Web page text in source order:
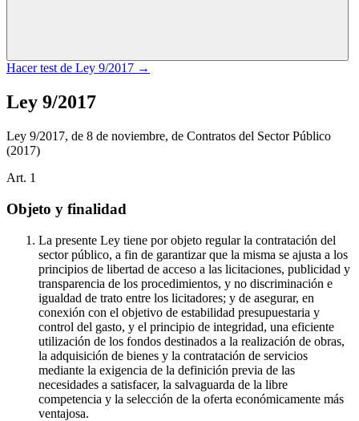
Hacer test de Ley 9/2017 →
Ley 9/2017
Ley 9/2017, de 8 de noviembre, de Contratos del Sector Público
(2017)
Art. 1
Objeto y finalidad
La presente Ley tiene por objeto regular la contratación del
sector público, a fin de garantizar que la misma se ajusta a los
principios de libertad de acceso a las licitaciones, publicidad y
transparencia de los procedimientos, y no discriminación e
igualdad de trato entre los licitadores; y de asegurar, en
conexión con el objetivo de estabilidad presupuestaria y
control del gasto, y el principio de integridad, una eficiente
utilización de los fondos destinados a la realización de obras,
la adquisición de bienes y la contratación de servicios
mediante la exigencia de la definición previa de las
necesidades a satisfacer, la salvaguarda de la libre
competencia y la selección de la oferta económicamente más
ventajosa.